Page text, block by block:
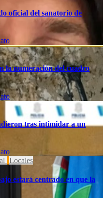
oficial del sanatorio de
la numeración del cuadro
tras intimidar a un
Locales
estará centrado en que la